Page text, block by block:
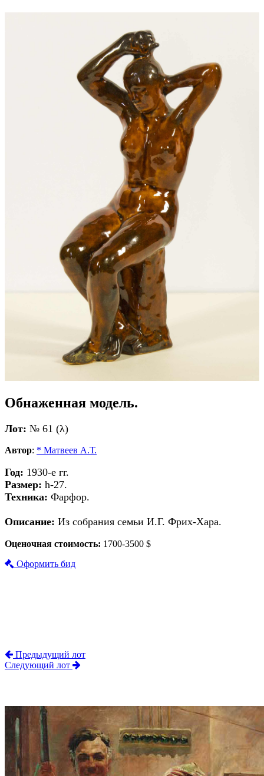
Обнаженная модель.
Лот: № 61 (λ)
Автор: * Матвеев А.Т.
Год: 1930-е гг.
Размер: h-27.
Техника: Фарфор.
Описание: Из собрания семьи И.Г. Фрих-Хара.
Оценочная стоимость: 1700-3500 $
Оформить бид
Предыдущий лот
Следующий лот